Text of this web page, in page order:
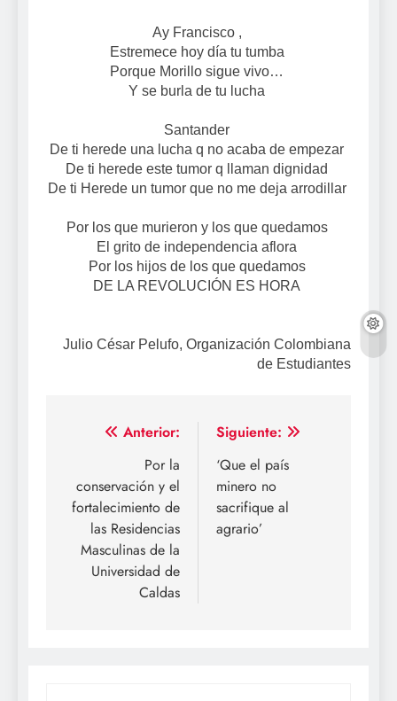
Ay Francisco ,
Estremece hoy día tu tumba
Porque Morillo sigue vivo…
Y se burla de tu lucha
Santander
De ti herede una lucha q no acaba de empezar
De ti herede este tumor q llaman dignidad
De ti Herede un tumor que no me deja arrodillar
Por los que murieron y los que quedamos
El grito de independencia aflora
Por los hijos de los que quedamos
DE LA REVOLUCIÓN ES HORA
Julio César Pelufo, Organización Colombiana
de Estudiantes
Navegación
entradas
Anterior:
Por la
conservación y el
fortalecimiento de
las Residencias
Masculinas de la
Universidad de
Caldas
Siguiente:
‘Que el país
minero no
sacrifique al
agrario’